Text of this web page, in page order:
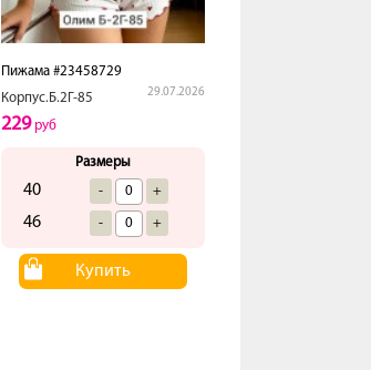
Пижама #23458729
Корпус.Б.2Г-85
29.07.2026
229руб
Размеры
40 - +
46 - +
Купить